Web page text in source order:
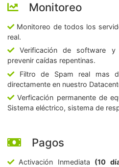
Monitoreo
Monitoreo de todos los
real.
Verificación de software y
prevenir caídas repentinas.
Filtro de Spam real mas
directamente en nuestro
Verficación permanente de
Sistema eléctrico, sistema de
Pagos
Activación Inmediata (10